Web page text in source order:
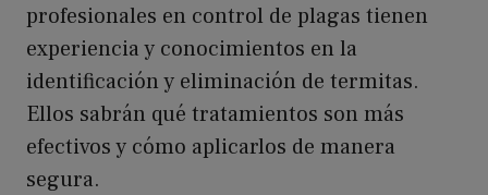
profesionales en control de plagas tienen
experiencia y conocimientos en la
identificación y eliminación de termitas.
Ellos sabrán qué tratamientos son más
efectivos y cómo aplicarlos de manera
segura.